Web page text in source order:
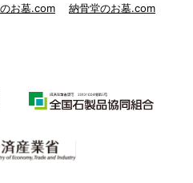
お墓.com 納骨堂のお墓.com